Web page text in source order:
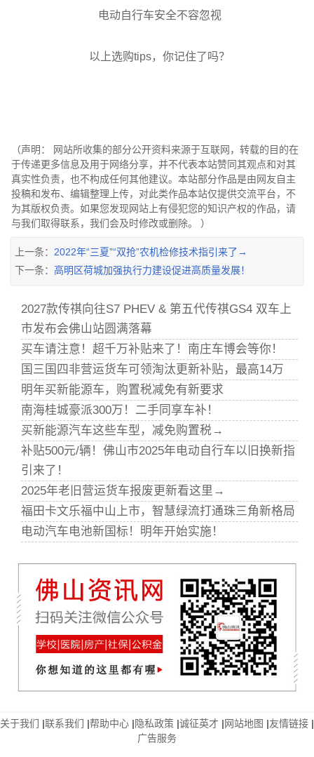
电动自行车安全不容忽视
以上选购tips，你记住了吗？
（声明： 网站所收集的部分公开资料来源于互联网，转载的目的在
于传递更多信息及用于网络分享，并不代表本站赞同其观点和对其
真实性负责，也不构成任何其他建议。本站部分作品是由网友自主
投稿和发布、编辑整理上传，对此类作品本站仅提供交流平台，不
为其版权负责。如果您发现网站上有侵犯您的知识产权的作品，请
与我们取得联系，我们会及时修改或删除。 ）
上一条： 2022年“三夏”“双抢”农机检修技术指引来了→
下一条： 高明区荷城加强执行力建设促进高质量发展！
2027款传祺向往S7 PHEV & 第五代传祺GS4 双车上
市发布会佛山站圆满落幕
买车请注意！超千万补贴来了！南庄车博会等你！
国三国四非营运货车可领淘汰更新补贴，最高14万
明年买新能源车，购置税减免有新要求
南海桂城豪派300万！二手同享车补！
买新能源汽车这些车型，减免购置税→
补贴500元/辆！佛山市2025年电动自行车以旧换新指
引来了！
2025年老旧营运货车报废更新看这里→
福田卡文乐福中山上市，智慧绿流打通珠三角新格局
电动汽车电池新国标！明年开始实施！
关于我们 |联系我们 |帮助中心 |隐私政策 |诚征英才 |网站地图 |友情链接 |
广告服务